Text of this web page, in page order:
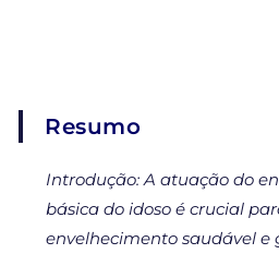
Resumo
Introdução: A atuação do
básica do idoso é crucial
envelhecimento saudável